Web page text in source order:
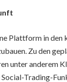
Plattform in den
Zu den
unter anderem
Trading-